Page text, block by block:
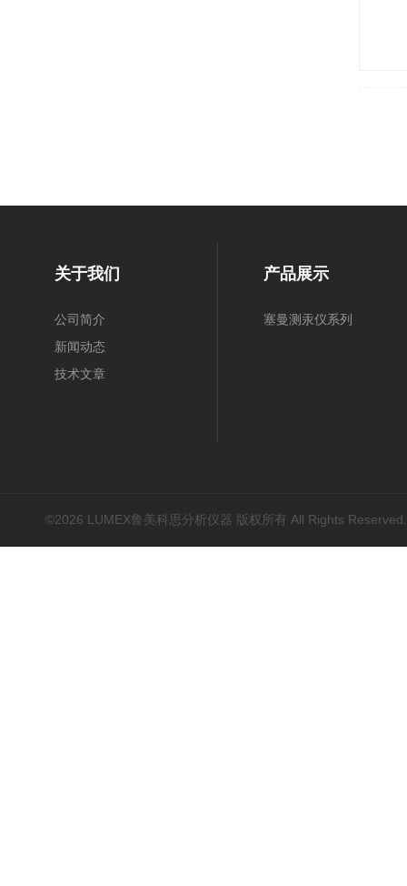
关于我们
公司简介
新闻动态
技术文章
产品展示
塞曼测汞仪系列
©2026 LUMEX鲁美科思分析仪器 版权所有 All Rights